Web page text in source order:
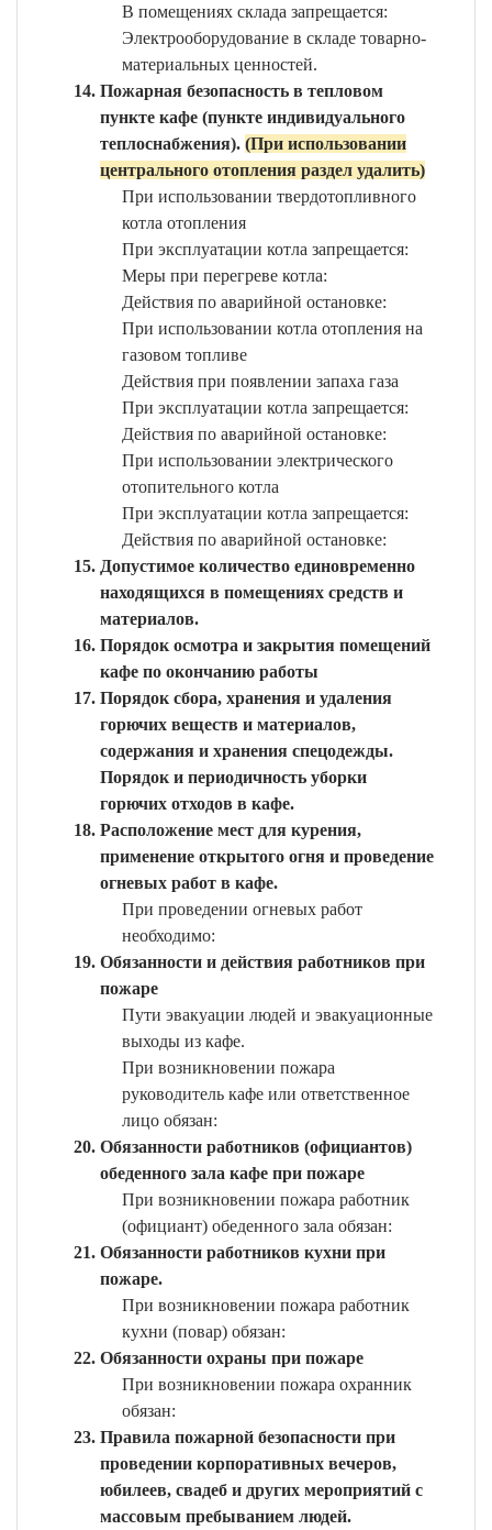
В помещениях склада запрещается:
Электрооборудование в складе товарно-
материальных ценностей.
Пожарная безопасность в тепловом
пункте кафе (пункте индивидуального
теплоснабжения). (При использовании
центрального отопления раздел удалить)
При использовании твердотопливного
котла отопления
При эксплуатации котла запрещается:
Меры при перегреве котла:
Действия по аварийной остановке:
При использовании котла отопления на
газовом топливе
Действия при появлении запаха газа
При эксплуатации котла запрещается:
Действия по аварийной остановке:
При использовании электрического
отопительного котла
При эксплуатации котла запрещается:
Действия по аварийной остановке:
Допустимое количество единовременно
находящихся в помещениях средств и
материалов.
Порядок осмотра и закрытия помещений
кафе по окончанию работы
Порядок сбора, хранения и удаления
горючих веществ и материалов,
содержания и хранения спецодежды.
Порядок и периодичность уборки
горючих отходов в кафе.
Расположение мест для курения,
применение открытого огня и проведение
огневых работ в кафе.
При проведении огневых работ
необходимо:
Обязанности и действия работников при
пожаре
Пути эвакуации людей и эвакуационные
выходы из кафе.
При возникновении пожара
руководитель кафе или ответственное
лицо обязан:
Обязанности работников (официантов)
обеденного зала кафе при пожаре
При возникновении пожара работник
(официант) обеденного зала обязан:
Обязанности работников кухни при
пожаре.
При возникновении пожара работник
кухни (повар) обязан:
Обязанности охраны при пожаре
При возникновении пожара охранник
обязан:
Правила пожарной безопасности при
проведении корпоративных вечеров,
юбилеев, свадеб и других мероприятий с
массовым пребыванием людей.